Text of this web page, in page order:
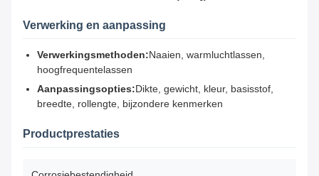
Verwerking en aanpassing
Verwerkingsmethoden:Naaien, warmluchtlassen,
hoogfrequentelassen
Aanpassingsopties:Dikte, gewicht, kleur, basisstof,
breedte, rollengte, bijzondere kenmerken
Productprestaties